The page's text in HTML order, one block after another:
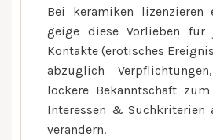
Bei keramiken lizenzieren
geige diese Vorlieben fur
Kontakte (erotisches
abzuglich
lockere Bekanntschaft
Interessen & Suchkriterien
verandern.